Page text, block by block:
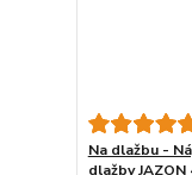
Na dlažbu -
dlažby JAZON